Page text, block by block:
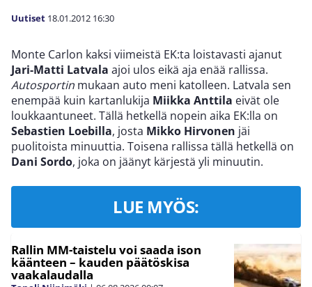
Uutiset 18.01.2012 16:30
Monte Carlon kaksi viimeistä EK:ta loistavasti ajanut
Jari-Matti Latvala ajoi ulos eikä aja enää rallissa.
Autosportin mukaan auto meni katolleen. Latvala sen
enempää kuin kartanlukija Miikka Anttila eivät ole
loukkaantuneet. Tällä hetkellä nopein aika EK:lla on
Sebastien Loebilla, josta Mikko Hirvonen jäi
puolitoista minuuttia. Toisena rallissa tällä hetkellä on
Dani Sordo, joka on jäänyt kärjestä yli minuutin.
LUE MYÖS:
Rallin MM-taistelu voi saada ison
käänteen – kauden päätöskisa
vaakalaudalla